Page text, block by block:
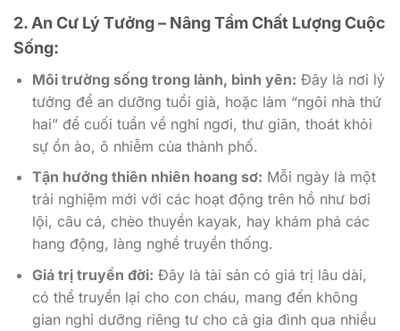
2. An Cư Lý Tưởng – Nâng Tầm Chất Lượng Cuộc
Sống:
Môi trường sống trong lành, bình yên: Đây là nơi lý
tưởng để an dưỡng tuổi già, hoặc làm “ngôi nhà thứ
hai” để cuối tuần về nghỉ ngơi, thư giãn, thoát khỏi
sự ồn ào, ô nhiễm của thành phố.
Tận hưởng thiên nhiên hoang sơ: Mỗi ngày là một
trải nghiệm mới với các hoạt động trên hồ như bơi
lội, câu cá, chèo thuyền kayak, hay khám phá các
hang động, làng nghề truyền thống.
Giá trị truyền đời: Đây là tài sản có giá trị lâu dài,
có thể truyền lại cho con cháu, mang đến không
gian nghỉ dưỡng riêng tư cho cả gia đình qua nhiều